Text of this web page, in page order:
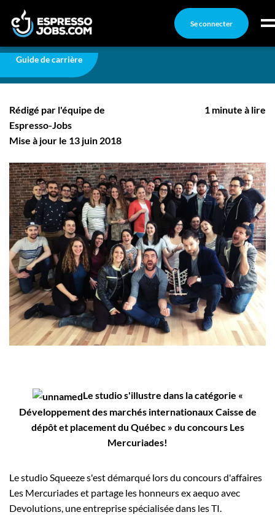
Se connecter
Connexion
Créez un compte
Emplois
Recherchez un emploi
Ma boîte à outils
Conseils carrière
Nos chroniques
Inscrivez-vous à l'infolettre
Employeurs
Publiez une offre d'emploi
Guide de carrière
Carrière Squeeze remporte un prix!
Squeeze remporte un prix!
Rédigé par l'équipe de
Espresso-Jobs
Mise à jour le 13 juin 2018
1 minute à lire
Le studio s'illustre dans la catégorie «
Développement des marchés internationaux Caisse de
dépôt et placement du Québec » du concours Les
Mercuriades!
Le studio Squeeze s'est démarqué lors du concours d'affaires
Les Mercuriades et partage les honneurs ex aequo avec
Devolutions, une entreprise spécialisée dans les TI.